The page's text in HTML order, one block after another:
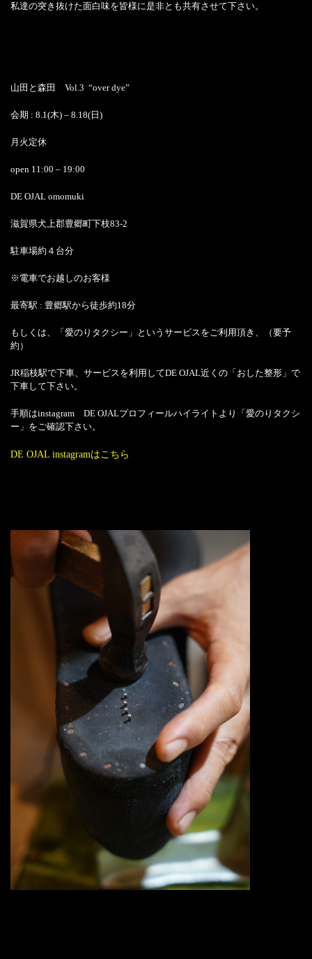
私達の突き抜けた面白味を皆様に是非とも共有させて下さい。
山田と森田 Vol.3 “over dye”
会期 : 8.1(木) – 8.18(日)
月火定休
open 11:00 – 19:00
DE OJAL omomuki
滋賀県犬上郡豊郷町下枝83-2
駐車場約４台分
※電車でお越しのお客様
最寄駅 : 豊郷駅から徒歩約18分
もしくは、「愛のりタクシー」というサービスをご利用頂き、（要予
約）
JR稲枝駅で下車、サービスを利用してDE OJAL近くの「おした整形」で
下車して下さい。
手順はinstagram DE OJALプロフィールハイライトより「愛のりタクシ
ー」をご確認下さい。
DE OJAL instagramはこちら